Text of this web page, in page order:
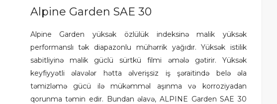
Alpine Garden SAE 30
Alpine Garden yüksək özlülük indeksinə malik yüksək
performanslı tək diapazonlu mühərrik yağıdır. Yüksək istilik
sabitliyinə malik güclü sürtkü filmi əmələ gətirir. Yüksək
keyfiyyətli əlavələr hətta əlverişsiz iş şəraitində belə əla
təmizləmə gücü ilə mükəmməl aşınma və korroziyadan
qorunma təmin edir. Bundan əlavə, ALPINE Garden SAE 30